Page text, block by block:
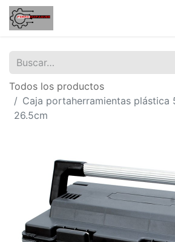
Todos los productos
Caja portaherramientas plástica
26.5cm